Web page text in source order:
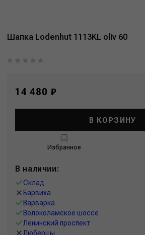
Шапка Lodenhut 1113KL oliv 60
14 480 ₽
В КОРЗИНУ
Избранное
В наличии:
Склад
Барвиха
Варварка
Волоколамское шоссе
Ленинский проспект
Люберцы